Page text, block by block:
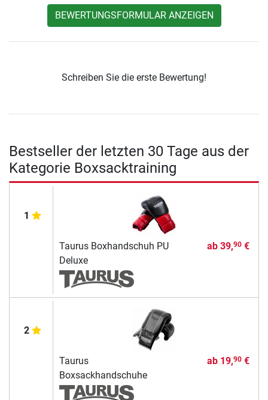
BEWERTUNGSFORMULAR ANZEIGEN
Schreiben Sie die erste Bewertung!
Bestseller der letzten 30 Tage aus der
Kategorie Boxsacktraining
1
Taurus Boxhandschuh PU
Deluxe
ab 39,90€
2
Taurus
Boxsackhandschuhe
ab 19,90€